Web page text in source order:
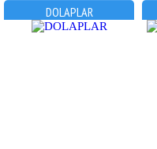
DOLAPLAR